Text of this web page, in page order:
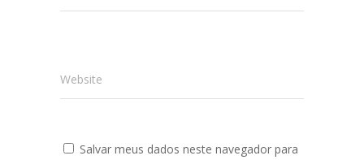
Website
Salvar meus dados neste navegador para